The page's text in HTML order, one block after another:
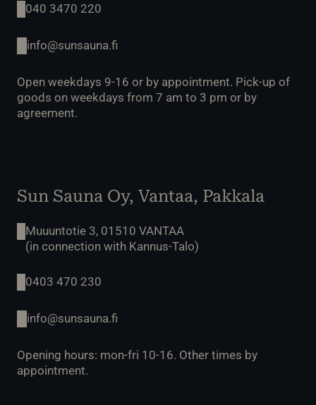
040 3470 220
info@sunsauna.fi
Open weekdays 9-16 or by appointment. Pick-up of
goods on weekdays from 7 am to 3 pm or by
agreement.
Sun Sauna Oy, Vantaa, Pakkala
Muuuntotie 3, 01510 VANTAA
(in connection with Kannus-Talo)
0403 470 230
info@sunsauna.fi
Opening hours: mon-fri 10-16. Other times by
appointment.